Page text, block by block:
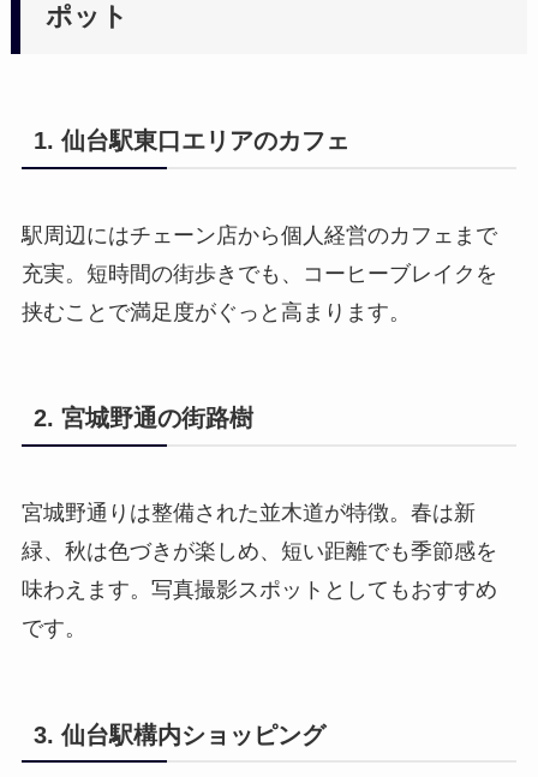
ポット
1. 仙台駅東口エリアのカフェ
駅周辺にはチェーン店から個人経営のカフェまで
充実。短時間の街歩きでも、コーヒーブレイクを
挟むことで満足度がぐっと高まります。
2. 宮城野通の街路樹
宮城野通りは整備された並木道が特徴。春は新
緑、秋は色づきが楽しめ、短い距離でも季節感を
味わえます。写真撮影スポットとしてもおすすめ
です。
3. 仙台駅構内ショッピング